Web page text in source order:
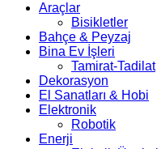
Araçlar
Bisikletler
Bahçe & Peyzaj
Bina Ev İşleri
Tamirat-Tadilat
Dekorasyon
El Sanatları & Hobi
Elektronik
Robotik
Enerji